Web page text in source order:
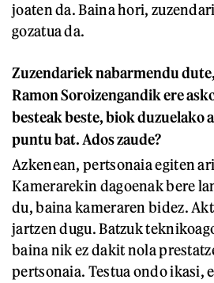
joaten da. Baina hori,
gozatua da.
Zuzendariek nabarmendu
Ramon Soroizengandik ere
besteak beste, biok duzuelako
puntu bat. Ados zaude?
Azkenean, pertsonaia egiten
Kamerarekin dagoenak bere
du, baina kameraren bidez.
jartzen dugu. Batzuk
baina nik ez dakit nola
pertsonaia. Testua ondo ikasi,